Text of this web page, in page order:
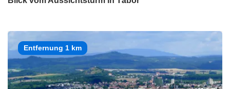
Entfernung 1 km